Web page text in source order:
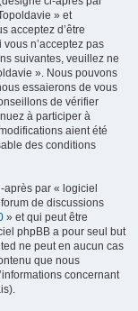
» et
acceptez d’être
n’acceptez pas
suivantes, veuillez ne
». Nous pouvons
essaierons de vous
de vérifier
à participer à
aient été
des conditions
par « logiciel
de discussions
» et qui peut être
phpBB a pour seul but
ne peut en aucun cas
que nous
concernant